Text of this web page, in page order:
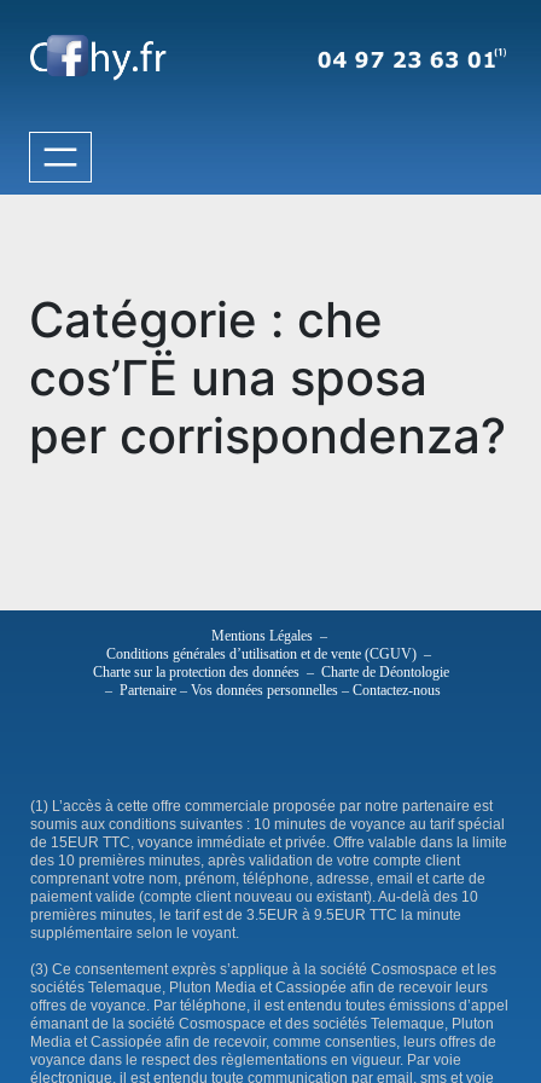
contenu
Catégorie : che
cos’ГЁ una sposa
per corrispondenza?
Mentions Légales –
Conditions générales d’utilisation et de vente (CGUV) –
Charte sur la protection des données – Charte de Déontologie
– Partenaire – Vos données personnelles – Contactez-nous
(1) L’accès à cette offre commerciale proposée par notre partenaire est
soumis aux conditions suivantes : 10 minutes de voyance au tarif spécial
de 15EUR TTC, voyance immédiate et privée. Offre valable dans la limite
des 10 premières minutes, après validation de votre compte client
comprenant votre nom, prénom, téléphone, adresse, email et carte de
paiement valide (compte client nouveau ou existant). Au-delà des 10
premières minutes, le tarif est de 3.5EUR à 9.5EUR TTC la minute
supplémentaire selon le voyant.
(3) Ce consentement exprès s’applique à la société Cosmospace et les
sociétés Telemaque, Pluton Media et Cassiopée afin de recevoir leurs
offres de voyance. Par téléphone, il est entendu toutes émissions d’appel
émanant de la société Cosmospace et des sociétés Telemaque, Pluton
Media et Cassiopée afin de recevoir, comme consenties, leurs offres de
voyance dans le respect des règlementations en vigueur. Par voie
électronique, il est entendu toute communication par email, sms et voie